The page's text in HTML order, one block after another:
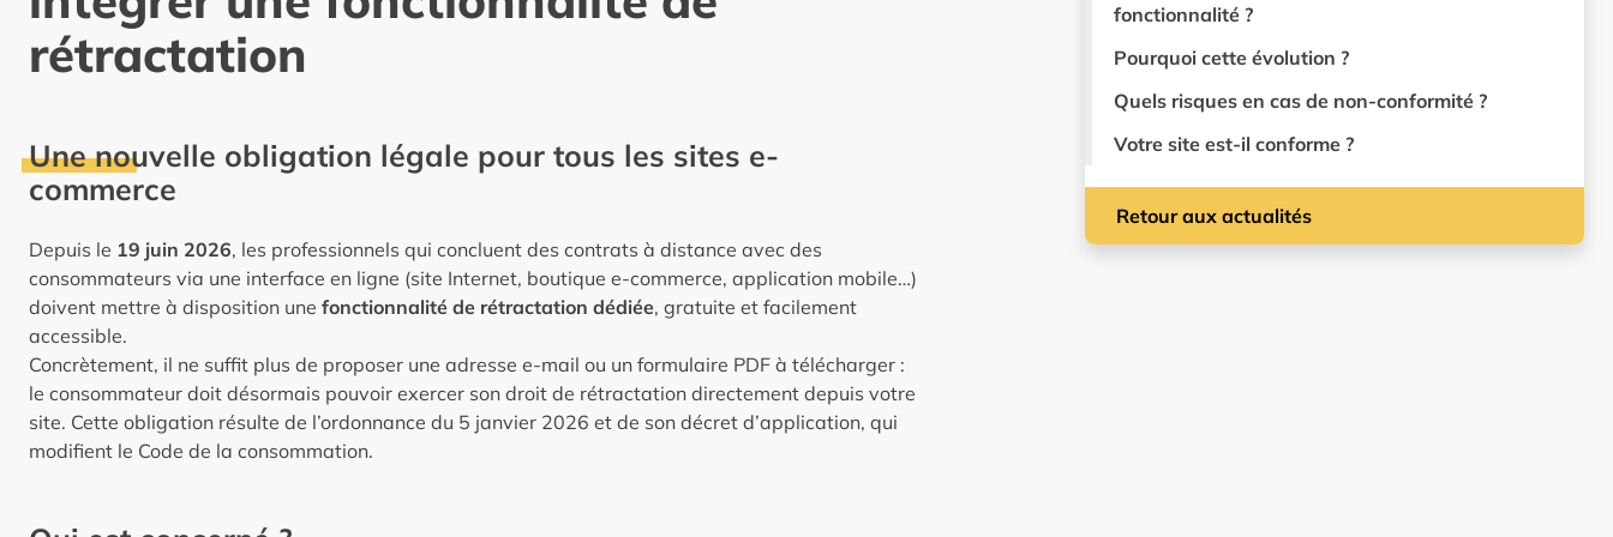
fonctionnalité ?
Pourquoi cette évolution ?
Quels risques en cas de non-conformité ?
Votre site est-il conforme ?
Retour aux actualités
rétractation
Une nouvelle obligation légale pour tous les sites e-
commerce
Depuis le 19 juin 2026, les professionnels qui concluent des contrats à distance avec des
consommateurs via une interface en ligne (site Internet, boutique e-commerce, application mobile…)
doivent mettre à disposition une fonctionnalité de rétractation dédiée, gratuite et facilement
accessible.
Concrètement, il ne suffit plus de proposer une adresse e-mail ou un formulaire PDF à télécharger :
le consommateur doit désormais pouvoir exercer son droit de rétractation directement depuis votre
site. Cette obligation résulte de l’ordonnance du 5 janvier 2026 et de son décret d’application, qui
modifient le Code de la consommation.